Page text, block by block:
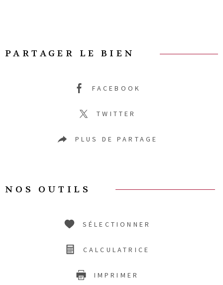
PARTAGER LE BIEN
FACEBOOK
TWITTER
PLUS DE PARTAGE
NOS OUTILS
SÉLECTIONNER
CALCULATRICE
IMPRIMER